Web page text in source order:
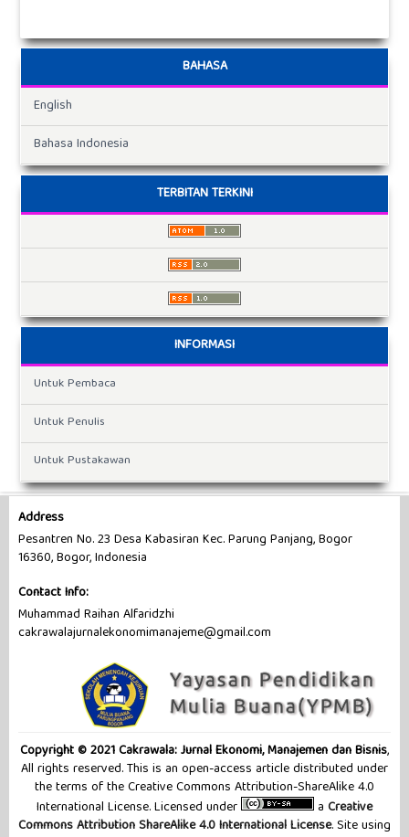
BAHASA
English
Bahasa Indonesia
TERBITAN TERKINI
INFORMASI
Untuk Pembaca
Untuk Penulis
Untuk Pustakawan
Address
Pesantren No. 23 Desa Kabasiran Kec. Parung Panjang, Bogor
16360, Bogor, Indonesia
Contact Info:
Muhammad Raihan Alfaridzhi
cakrawalajurnalekonomimanajeme@gmail.com
Copyright © 2021 Cakrawala: Jurnal Ekonomi, Manajemen dan Bisnis,
All rights reserved. This is an open-access article distributed under
the terms of the Creative Commons Attribution-ShareAlike 4.0
International License. Licensed under
a Creative
Commons Attribution ShareAlike 4.0 International License. Site using